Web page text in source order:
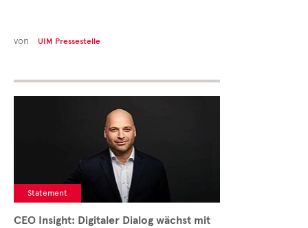
von UIM Pressestelle
Statement
CEO Insight: Digitaler Dialog wächst mit